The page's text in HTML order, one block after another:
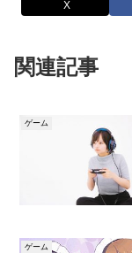
X
関連記事
ゲーム
ゲーム